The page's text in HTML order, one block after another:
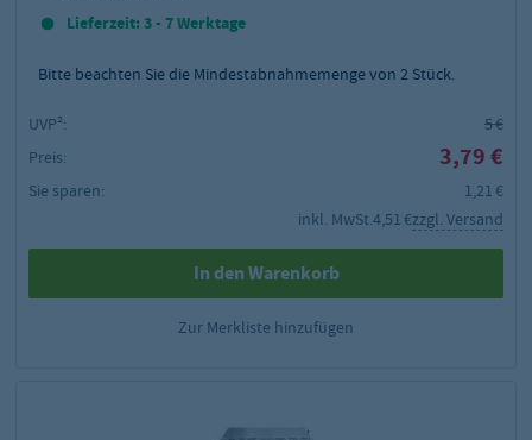
Lieferzeit: 3 - 7 Werktage
Bitte beachten Sie die Mindestabnahmemenge von 2 Stück.
UVP²:
5 €
Preis:
3,79 €
Sie sparen:
1,21 €
inkl. MwSt.4,51 €zzgl. Versand
In den Warenkorb
Zur Merkliste hinzufügen